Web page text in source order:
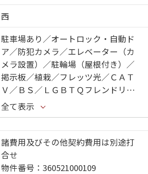
西
駐車場あり／オートロック・自動ド
ア／防犯カメラ／エレベーター（カ
メラ設置）／駐輪場（屋根付き）／
掲示板／植栽／フレッツ光／ＣＡＴ
Ｖ／ＢＳ／ＬＧＢＴＱフレンドリー
／高齢者対応可／インターホン／シ
ステムキッチン／ガスコンロ／浴室
乾燥機／トイレ（洗浄機能付便座）
／バス・トイレ（セパレイト）／洗
濯機置場（室内）／テラス／都市ガ
ス
全て表示
諸費用及びその他契約費用は別途打
合せ
物件番号：360521000109